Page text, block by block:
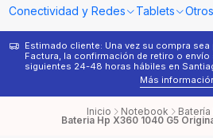
Conectividad y Redes Tablets Otros
Estimado cliente: Una vez su compra
Factura, la confirmación de retiro o
siguientes 24-48 horas hábiles en
Más
Inicio Notebook
Bateria Hp X360 1040 G5